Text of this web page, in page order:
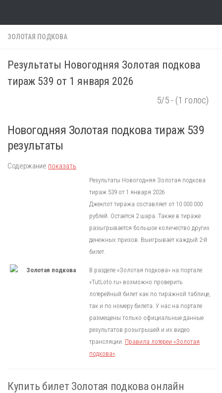
ЗОЛОТАЯ ПОДКОВА
Результаты Новогодняя Золотая подкова
тираж 539 от 1 января 2026
5/5 - (1 голос)
Новогодняя Золотая подкова тираж 539
результаты
Содержание показать
Результаты Новогодняя Золотая подкова
тираж 539 от 1 января 2026
Джекпот тиража составляет от 10 000 000
рублей. Остается 2 шара. Также в тираже
разыгрывается большое количество других
денежных призов. Выигрывает каждый 2-й
билет.
В разделе «Золотая подкова» на портале
«TutLoto.ru» возможно проверить
лотерейный билет как по тиражной таблице,
так и по номеру билета. У нас на портале
размещены только официальные данные
результатов розыгрышей и их видео
трансляции. Правила лотереи «Золотая
подкова».
Купить билет Золотая подкова онлайн